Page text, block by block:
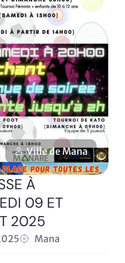
Ville de Mana
À
09 ET
2025
Mana